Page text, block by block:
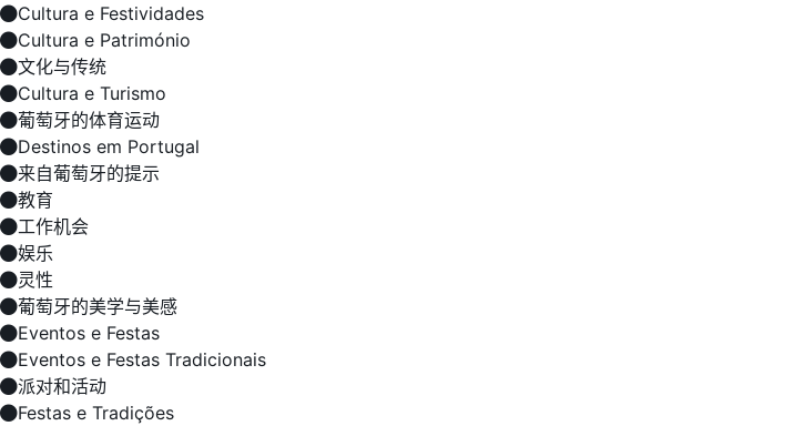
Cultura e Festividades
Cultura e Património
文化与传统
Cultura e Turismo
葡萄牙的体育运动
Destinos em Portugal
来自葡萄牙的提示
教育
工作机会
娱乐
灵性
葡萄牙的美学与美感
Eventos e Festas
Eventos e Festas Tradicionais
派对和活动
Festas e Tradições